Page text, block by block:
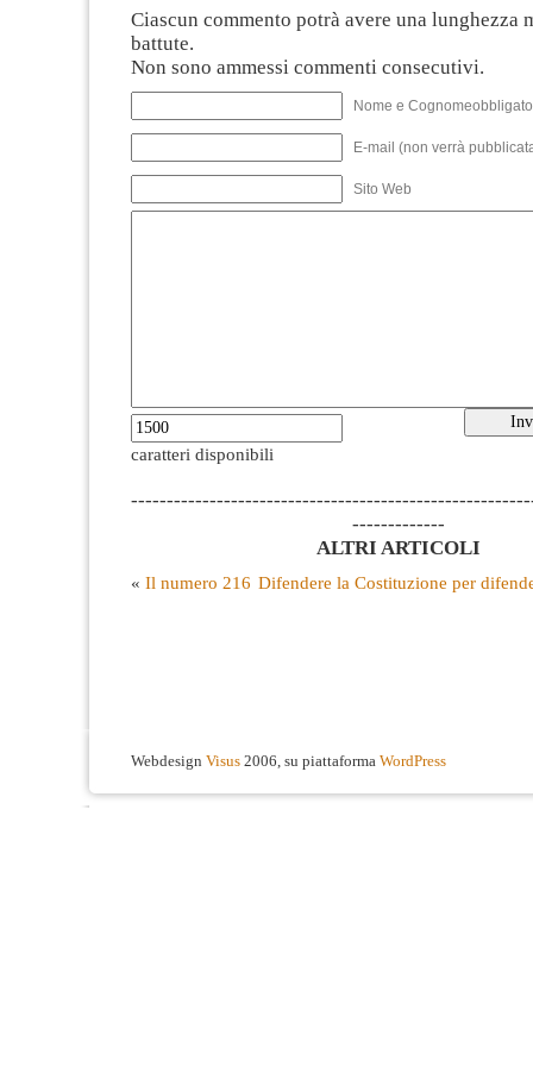
Ciascun commento potrà avere una lunghezza
battute.
Non sono ammessi commenti consecutivi.
Nome e
E-mail (non verrà
Sito Web
caratteri disponibili
-------------
ALTRI ARTICOLI
« Il numero 216 Difendere la Costituzione per
Webdesign Visus 2006, su piattaforma WordPress